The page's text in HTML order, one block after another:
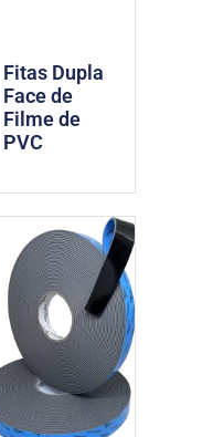
Fitas Dupla
Face de
Filme de
PVC